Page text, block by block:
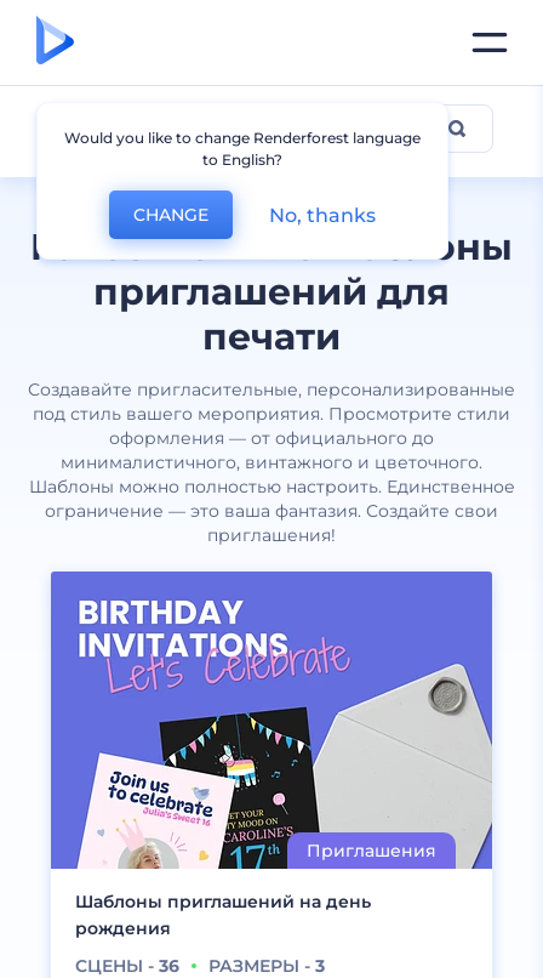
Качественные шаблоны
приглашений для
печати
Создавайте пригласительные, персонализированные
под стиль вашего мероприятия. Просмотрите стили
оформления — от официального до
минималистичного, винтажного и цветочного.
Шаблоны можно полностью настроить. Единственное
ограничение — это ваша фантазия. Создайте свои
приглашения!
Приглашения
Шаблоны приглашений на день
рождения
СЦЕНЫ - 36 РАЗМЕРЫ - 3
Would you like to change Renderforest language
to English?
CHANGE No, thanks